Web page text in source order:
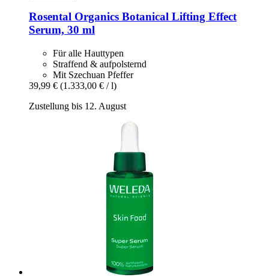
Rosental Organics Botanical Lifting Effect
Serum, 30 ml
Für alle Hauttypen
Straffend & aufpolsternd
Mit Szechuan Pfeffer
39,99 € (1.333,00 € / l)
Zustellung bis 12. August